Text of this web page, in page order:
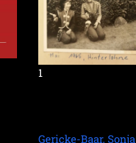
1
Gericke-Baar, Sonja